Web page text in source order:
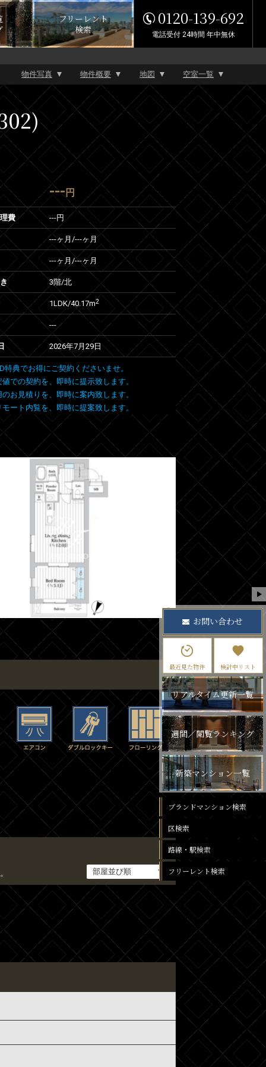
フリーレント
検索
0120-139-692
電話受付 24時間 年中無休
物件写真 物件概要 地図 空室一覧
--- 円
費 ---円
---ヶ月 /---ヶ月
---ヶ月 /---ヶ月
3階/北
1LDK/40.17m2
---
2026年7月29日
特典でお得にご契約くださいませ。
での契約を、即時に提示致します。
お見積りを、即時に案内致します。
ート内覧を、即時に提案致します。
お問い合わせ
最近見た物件 検討中リスト
リアルタイム更新一覧
週間／閲覧ランキング
新築マンション一覧
ブランドマンション検索
区検索
路線・駅検索
フリーレント検索